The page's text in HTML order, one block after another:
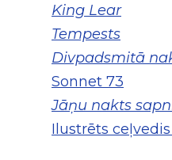
King Lear
Tempests
Divpadsmitā
Sonnet 73
Jāņu nakts
Ilustrēts